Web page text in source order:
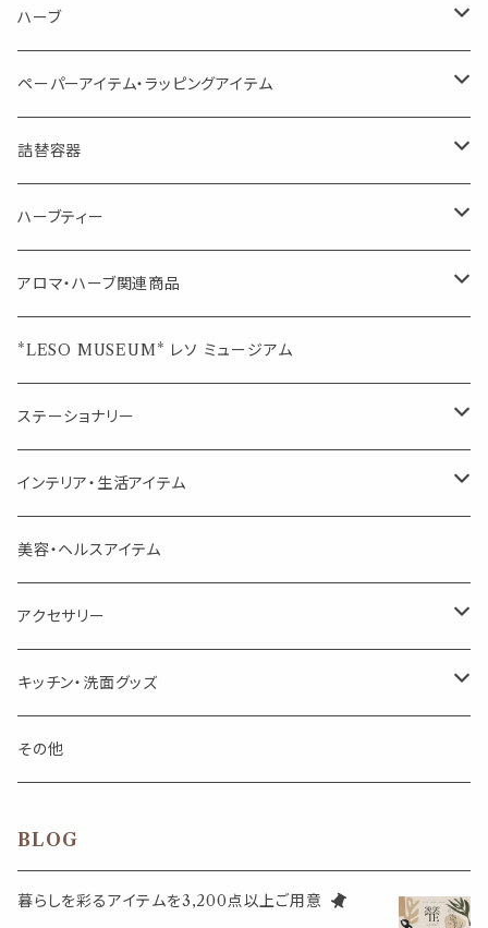
体感-4℃ !? 薄荷をブレンドしたアロマスプレー
AroMachi アロマチ 町の香り
Mask&Pillow Aroma
シングル
ブレンド
キャリアオイル
エッセンシャルオイル
ディフューザー
ハーブ
サシェ・香り袋
ハーブティー
シングル
季節のハーブティー
箱入りアソート
キャンディー
ペーパーアイテム・ラッピングアイテム
シーリングワックス シール
ペーパークリップ
ウェルカムボード・装飾
席札クリップ
プチギフト
詰替容器
ロールオンボトル
スプレーボトル
スポイトボトル
精油用ボトル
ポンプ式ボトル
リップ容器
スクリュー容器
チューブ
スライドケース
ハーブティー
ブレンド
ジュエル オブ ビューティー
美人さんのハーブティー
シングル
アロマ・ハーブ関連商品
エッセンシャルオイル
シングル
ブレンド
クラフト器材・道具
キャリアオイル・ワックス
道具
お香・サシェ・キャンドル
線香
サシェ・香り袋
ディフューザー
アロマオイルウォーマー
アロマストーン
*LESO MUSEUM* レソ ミュージアム
ステーショナリー
デザインクリップ
記号（ハート,星,etc）
音楽・楽器
ページオープナー・ワイドクリップ
ポストカード・メッセージカード
フック・マグネット・画鋲
ステッカー・マスキングテープ・付箋
インテリア・生活アイテム
オブジェ
キャンドル・お香
ウォールアイテム
フック・マグネット・画鋲
収納・小物トレー
美容・ヘルスアイテム
アクセサリー
ブローチ・ピンバッチ
ピアス
キッチン・洗面グッズ
カトラリー
その他
BLOG
暮らしを彩るアイテムを3,200点以上ご用意